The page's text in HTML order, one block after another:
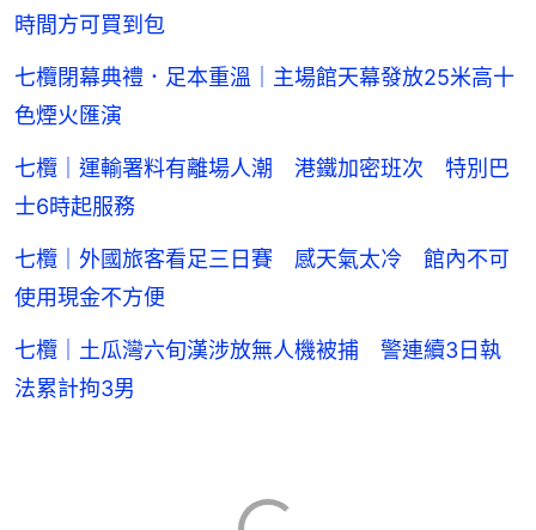
時間方可買到包
七欖閉幕典禮．足本重溫｜主場館天幕發放25米高十
色煙火匯演
七欖｜運輸署料有離場人潮 港鐵加密班次 特別巴
士6時起服務
七欖｜外國旅客看足三日賽 感天氣太冷 館內不可
使用現金不方便
七欖｜土瓜灣六旬漢涉放無人機被捕 警連續3日執
法累計拘3男